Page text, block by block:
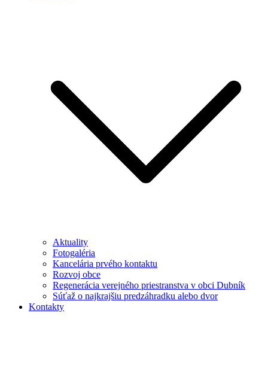
Aktuality
Fotogaléria
Kancelária prvého kontaktu
Rozvoj obce
Regenerácia verejného priestranstva v obci Dubník
Súťaž o najkrajšiu predzáhradku alebo dvor
Kontakty